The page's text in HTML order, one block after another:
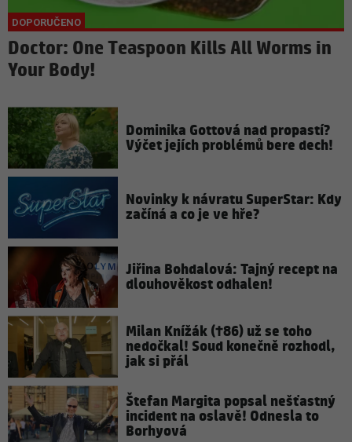
Doctor: One Teaspoon Kills All Worms in
Your Body!
Dominika Gottová nad propastí?
Výčet jejích problémů bere dech!
Novinky k návratu SuperStar: Kdy
začíná a co je ve hře?
Jiřina Bohdalová: Tajný recept na
dlouhověkost odhalen!
Milan Knížák (†86) už se toho
nedočkal! Soud konečně rozhodl,
jak si přál
Štefan Margita popsal nešťastný
incident na oslavě! Odnesla to
Borhyová